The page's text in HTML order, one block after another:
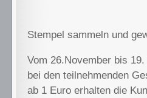
Stempel sammeln und
Vom 26.November bis
bei den teilnehmenden
ab 1 Euro erhalten die